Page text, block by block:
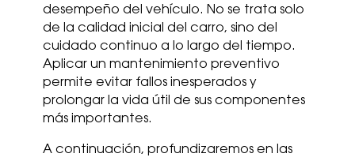
desempeño del vehículo. No se trata solo
de la calidad inicial del carro, sino del
cuidado continuo a lo largo del tiempo.
Aplicar un mantenimiento preventivo
permite evitar fallos inesperados y
prolongar la vida útil de sus componentes
más importantes.
A continuación, profundizaremos en las